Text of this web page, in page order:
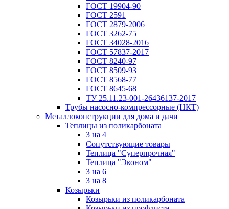
ГОСТ 19904-90
ГОСТ 2591
ГОСТ 2879-2006
ГОСТ 3262-75
ГОСТ 34028-2016
ГОСТ 57837-2017
ГОСТ 8240-97
ГОСТ 8509-93
ГОСТ 8568-77
ГОСТ 8645-68
ТУ 25.11.23-001-26436137-2017
Трубы насосно-компрессорные (НКТ)
Металлоконструкции для дома и дачи
Теплицы из поликарбоната
3 на 4
Сопутствующие товары
Теплица "Суперпрочная"
Теплица "Эконом"
3 на 6
3 на 8
Козырьки
Козырьки из поликарбоната